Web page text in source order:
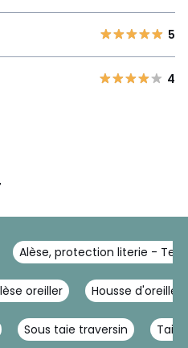
5
4
Alèse, protection literie -
oreiller Housse
Sous taie traversin Taie